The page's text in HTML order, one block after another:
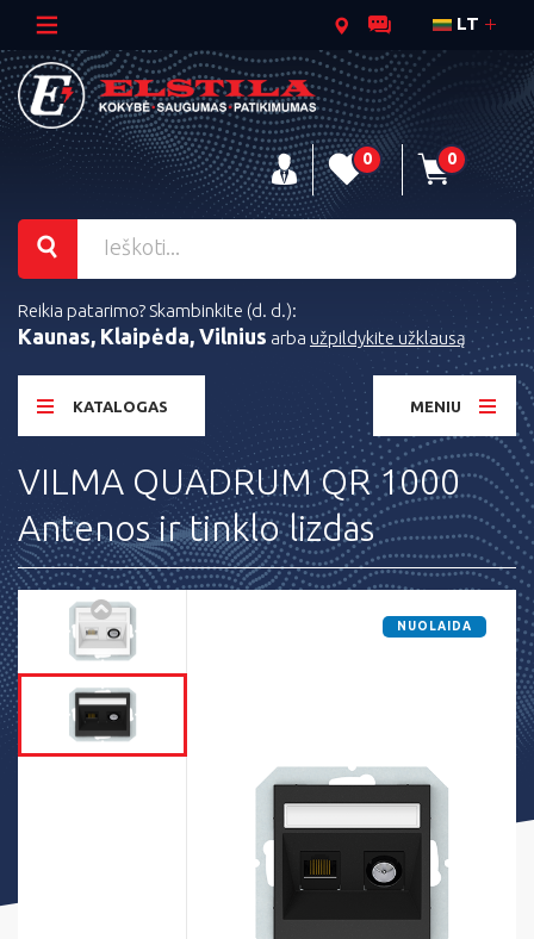
LT
0 0
Reikia patarimo? Skambinkite (d. d.):
Kaunas, Klaipėda, Vilnius arba užpildykite užklausą
KATALOGAS MENIU
VILMA QUADRUM QR 1000
Antenos ir tinklo lizdas
NUOLAIDA